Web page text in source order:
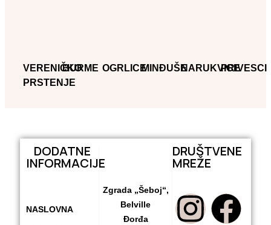
VERENIČKO
PRSTENJE
BURME OGRLICEMINĐUŠENARUKVICEPRIVESCI
DODATNE
INFORMACIJE
NASLOVNA
Zgrada „Šeboj“,
Belville
Đorđa
DRUŠTVENE
MREŽE